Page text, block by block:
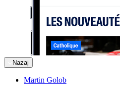
Nazaj
Martin Golob